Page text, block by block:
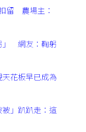
留 農場主：
」 網友：鞠躬
花板早已成為
」趴趴走：這